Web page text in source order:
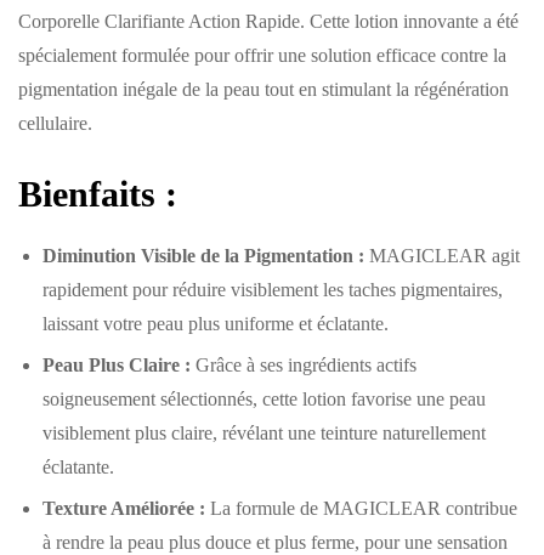
Corporelle Clarifiante Action Rapide. Cette lotion innovante a été
spécialement formulée pour offrir une solution efficace contre la
pigmentation inégale de la peau tout en stimulant la régénération
cellulaire.
Bienfaits :
Diminution Visible de la Pigmentation : MAGICLEAR agit
rapidement pour réduire visiblement les taches pigmentaires,
laissant votre peau plus uniforme et éclatante.
Peau Plus Claire : Grâce à ses ingrédients actifs
soigneusement sélectionnés, cette lotion favorise une peau
visiblement plus claire, révélant une teinture naturellement
éclatante.
Texture Améliorée : La formule de MAGICLEAR contribue
à rendre la peau plus douce et plus ferme, pour une sensation